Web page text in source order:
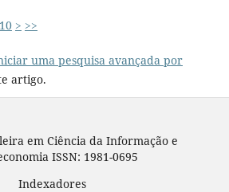
10 > >>
uma pesquisa avançada por
artigo.
em Ciência da Informação e
ISSN: 1981-0695
Indexadores